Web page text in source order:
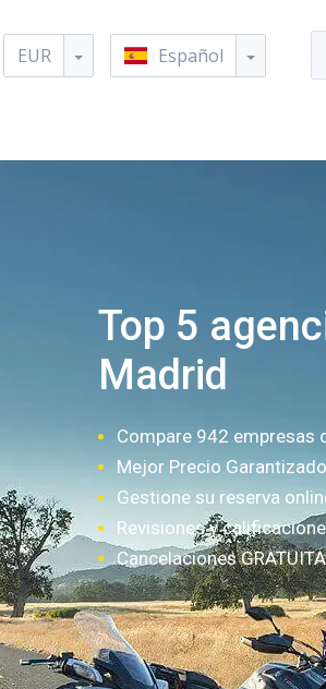
EUR Español
Top 5
Madrid
Compare 942 empresas
Mejor Precio Garantizado
Gestione su reserva
Revisiones y
Cancelaciones